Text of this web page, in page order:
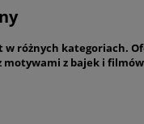
różnych kategoriach.
z bajek i